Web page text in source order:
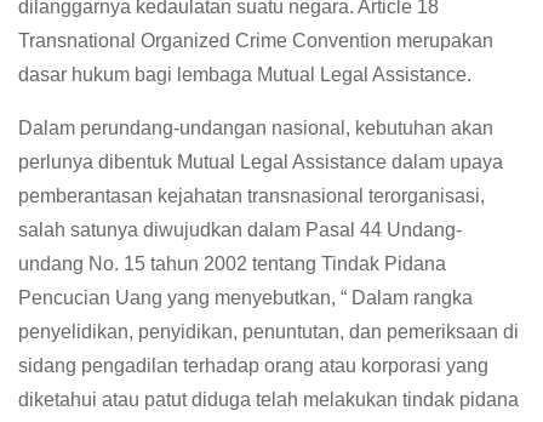
dilanggarnya kedaulatan suatu negara. Article 18
Transnational Organized Crime Convention merupakan
dasar hukum bagi lembaga Mutual Legal Assistance.
Dalam perundang-undangan nasional, kebutuhan akan
perlunya dibentuk Mutual Legal Assistance dalam upaya
pemberantasan kejahatan transnasional terorganisasi,
salah satunya diwujudkan dalam Pasal 44 Undang-
undang No. 15 tahun 2002 tentang Tindak Pidana
Pencucian Uang yang menyebutkan, “ Dalam rangka
penyelidikan, penyidikan, penuntutan, dan pemeriksaan di
sidang pengadilan terhadap orang atau korporasi yang
diketahui atau patut diduga telah melakukan tindak pidana